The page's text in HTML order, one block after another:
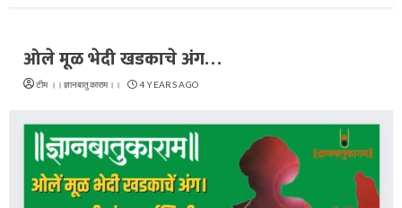
ओले मूळ भेदी खडकाचे अंग…
टीम ।।ज्ञानबातुकाराम।। 4 YEARS AGO